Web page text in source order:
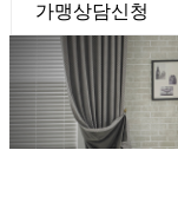
가맹상담신청